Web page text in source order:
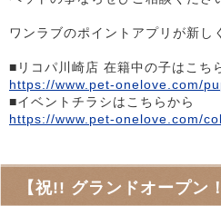
ワンラブのポイントアプリが新し
■リコパ川崎店 在籍中の子はこち
https://www.pet-onelove.com/
■イベントチラシはこちらから
https://www.pet-onelove.com/
【祝!! グランドオープ